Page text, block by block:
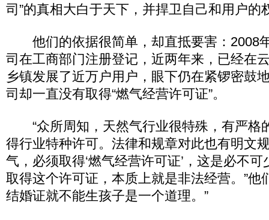
司”的真相大白于天下，并捍卫自己和用户的
他们的依据很简单，却直抵要害：2008
司在工商部门注册登记，近两年来，已经在
乡镇发展了近万户用户，眼下仍在紧锣密鼓
司却一直没有取得“燃气经营许可证”。
“众所周知，天然气行业很特殊，有严格
得行业特种许可。法律和规章对此也有明文
气，必须取得‘燃气经营许可证’，这是必不
取得这个许可证，本质上就是非法经营。”他
结婚证就不能生孩子是一个道理。”